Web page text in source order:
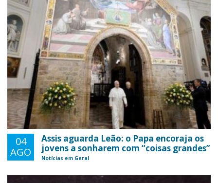
04
AGO
Assis aguarda Leão: o Papa encoraja os
jovens a sonharem com “coisas grandes”
Notícias em Geral